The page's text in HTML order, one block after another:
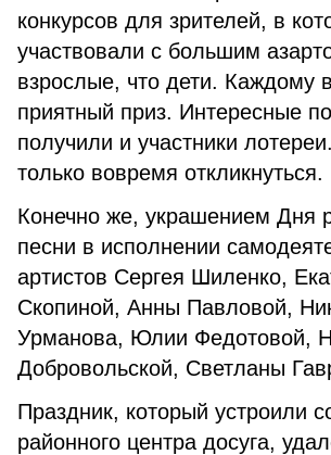
конкурсов для зрителей, в
участвовали с большим
взрослые, что дети. Каждому
приятный приз. Интересные
получили и участники
только вовремя откликнуться.
Конечно же, украшением Дня
песни в исполнении
артистов Сергея Шиленко,
Скопиной, Анны Павловой,
Урманова, Юлии Федотовой,
Добровольской, Светланы
Праздник, который устроили
районного центра досуга,